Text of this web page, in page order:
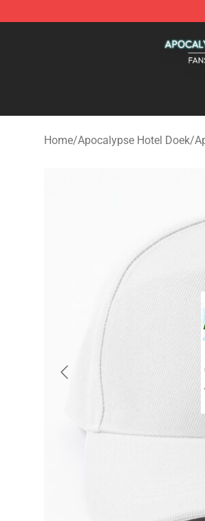
Home/Apocalypse Hotel Doek/